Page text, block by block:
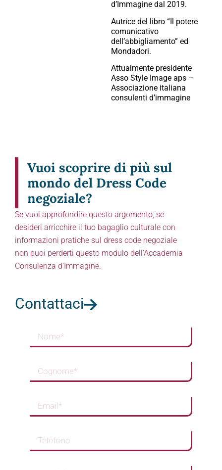
d’Immagine dal 2019.
Autrice del libro “Il potere
comunicativo
dell’abbigliamento” ed
Mondadori.
Attualmente presidente
Asso Style Image aps –
Associazione italiana
consulenti d’immagine
Vuoi scoprire di più sul
mondo del Dress Code
negoziale?
Se vuoi approfondire questo argomento, se
desideri arricchire il tuo bagaglio culturale con
informazioni pratiche sul dress code negoziale
non puoi perderti questo modulo dell’Accademia
Consulenza d’Immagine.
Contattaci